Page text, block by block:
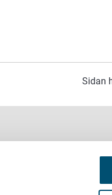
Sidan